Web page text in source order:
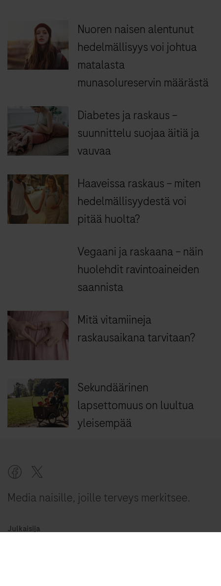
Nuoren naisen alentunut
hedelmällisyys voi johtua
matalasta
munasolureservin määrästä
Diabetes ja raskaus –
suunnittelu suojaa äitiä ja
vauvaa
Haaveissa raskaus – miten
hedelmällisyydestä voi
pitää huolta?
Vegaani ja raskaana – näin
huolehdit ravintoaineiden
saannista
Mitä vitamiineja
raskausaikana tarvitaan?
Sekundäärinen
lapsettomuus on luultua
yleisempää
Media naisille, joille terveys merkitsee.
Julkaisija